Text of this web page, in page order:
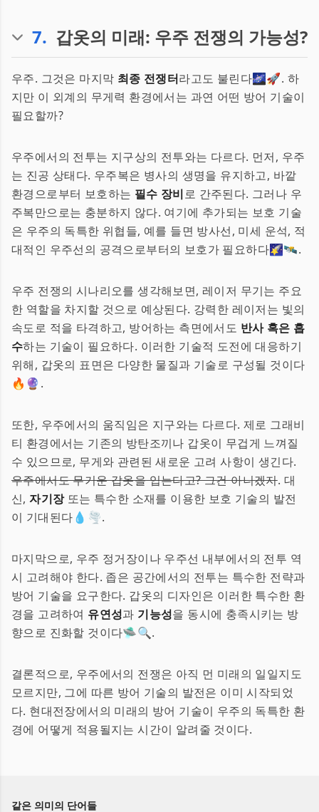
7. 갑옷의 미래: 우주 전쟁의 가능성?
우주. 그것은 마지막 최종 전쟁터라고도 불린다🌌🚀. 하
지만 이 외계의 무게력 환경에서는 과연 어떤 방어 기술이
필요할까?
우주에서의 전투는 지구상의 전투와는 다르다. 먼저, 우주
는 진공 상태다. 우주복은 병사의 생명을 유지하고, 바깥
환경으로부터 보호하는 필수 장비로 간주된다. 그러나 우
주복만으로는 충분하지 않다. 여기에 추가되는 보호 기술
은 우주의 독특한 위협들, 예를 들면 방사선, 미세 운석, 적
대적인 우주선의 공격으로부터의 보호가 필요하다🌠🛰️.
우주 전쟁의 시나리오를 생각해보면, 레이저 무기는 주요
한 역할을 차지할 것으로 예상된다. 강력한 레이저는 빛의
속도로 적을 타격하고, 방어하는 측면에서도 반사 혹은 흡
수하는 기술이 필요하다. 이러한 기술적 도전에 대응하기
위해, 갑옷의 표면은 다양한 물질과 기술로 구성될 것이다
🔥🔮.
또한, 우주에서의 움직임은 지구와는 다르다. 제로 그래비
티 환경에서는 기존의 방탄조끼나 갑옷이 무겁게 느껴질
수 있으므로, 무게와 관련된 새로운 고려 사항이 생긴다.
우주에서도 무거운 갑옷을 입는다고? 그건 아니겠지. 대
신,자기장또는 특수한 소재를 이용한 보호 기술의 발전
이 기대된다💧🌪️.
마지막으로, 우주 정거장이나 우주선 내부에서의 전투 역
시 고려해야 한다. 좁은 공간에서의 전투는 특수한 전략과
방어 기술을 요구한다. 갑옷의 디자인은 이러한 특수한 환
경을 고려하여 유연성과 기능성을 동시에 충족시키는 방
향으로 진화할 것이다🛸🔍.
결론적으로, 우주에서의 전쟁은 아직 먼 미래의 일일지도
모르지만, 그에 따른 방어 기술의 발전은 이미 시작되었
다. 현대전장에서의 미래의 방어 기술이 우주의 독특한 환
경에 어떻게 적용될지는 시간이 알려줄 것이다.
같은 의미의 단어들